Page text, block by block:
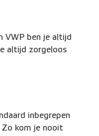
VWP ben je altijd
altijd zorgeloos
inbegrepen
kom je nooit